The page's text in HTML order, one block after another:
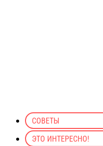
СОВЕТЫ
ЭТО ИНТЕРЕСНО!